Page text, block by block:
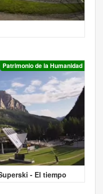
Patrimonio de la Humanidad
- El tiempo